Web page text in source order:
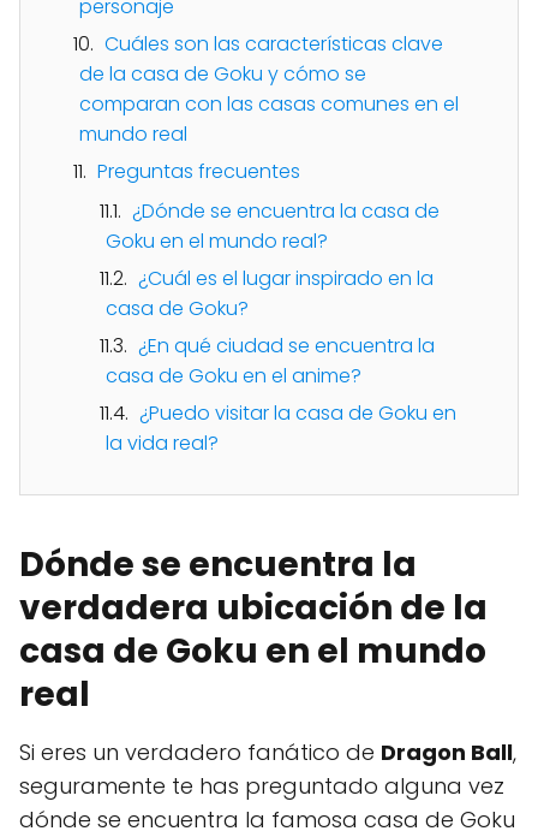
personaje
Cuáles son las características clave
de la casa de Goku y cómo se
comparan con las casas comunes en el
mundo real
Preguntas frecuentes
¿Dónde se encuentra la casa de
Goku en el mundo real?
¿Cuál es el lugar inspirado en la
casa de Goku?
¿En qué ciudad se encuentra la
casa de Goku en el anime?
¿Puedo visitar la casa de Goku en
la vida real?
Dónde se encuentra la
verdadera ubicación de la
casa de Goku en el mundo
real
Si eres un verdadero fanático de Dragon Ball,
seguramente te has preguntado alguna vez
dónde se encuentra la famosa casa de Goku